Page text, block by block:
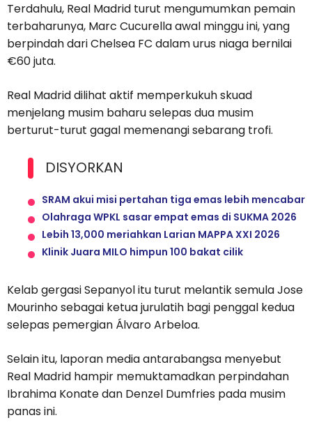
Terdahulu, Real Madrid turut mengumumkan pemain
terbaharunya, Marc Cucurella awal minggu ini, yang
berpindah dari Chelsea FC dalam urus niaga bernilai
€60 juta.
Real Madrid dilihat aktif memperkukuh skuad
menjelang musim baharu selepas dua musim
berturut-turut gagal memenangi sebarang trofi.
DISYORKAN
SRAM akui misi pertahan tiga emas lebih mencabar
Olahraga WPKL sasar empat emas di SUKMA 2026
Lebih 13,000 meriahkan Larian MAPPA XXI 2026
Klinik Juara MILO himpun 100 bakat cilik
Kelab gergasi Sepanyol itu turut melantik semula Jose
Mourinho sebagai ketua jurulatih bagi penggal kedua
selepas pemergian Álvaro Arbeloa.
Selain itu, laporan media antarabangsa menyebut
Real Madrid hampir memuktamadkan perpindahan
Ibrahima Konate dan Denzel Dumfries pada musim
panas ini.